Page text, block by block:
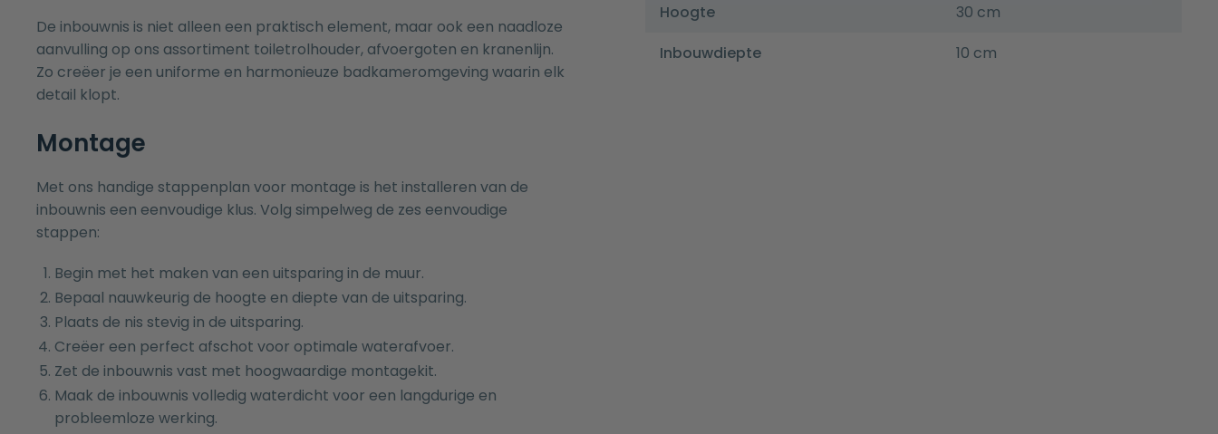
De inbouwnis is niet alleen een praktisch element, maar ook een naadloze
aanvulling op ons assortiment toiletrolhouder, afvoergoten en kranenlijn.
Zo creëer je een uniforme en harmonieuze badkameromgeving waarin elk
detail klopt.
Montage
Met ons handige stappenplan voor montage is het installeren van de
inbouwnis een eenvoudige klus. Volg simpelweg de zes eenvoudige
stappen:
Begin met het maken van een uitsparing in de muur.
Bepaal nauwkeurig de hoogte en diepte van de uitsparing.
Plaats de nis stevig in de uitsparing.
Creëer een perfect afschot voor optimale waterafvoer.
Zet de inbouwnis vast met hoogwaardige montagekit.
Maak de inbouwnis volledig waterdicht voor een langdurige en
probleemloze werking.
Hoogte
30 cm
Inbouwdiepte
10 cm